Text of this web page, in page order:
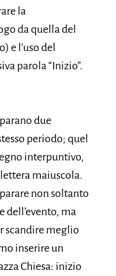
la
da quella del
e l’uso del
parola “Inizio”.
due
periodo; quel
interpuntivo,
maiuscola.
non soltanto
dell’evento, ma
scandire meglio
inserire un
Chiesa: inizio